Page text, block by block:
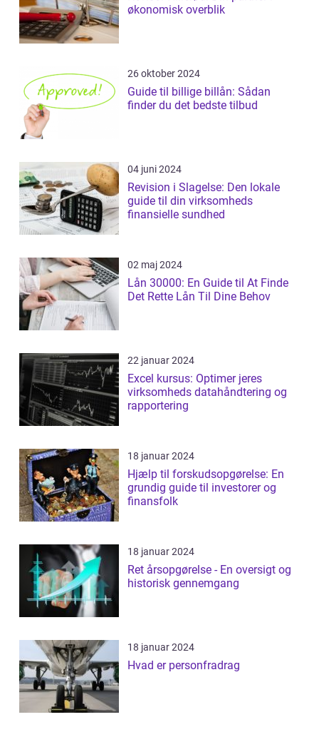
økonomisk overblik
26 oktober 2024
Guide til billige billån: Sådan
finder du det bedste tilbud
04 juni 2024
Revision i Slagelse: Den lokale
guide til din virksomheds
finansielle sundhed
02 maj 2024
Lån 30000: En Guide til At Finde
Det Rette Lån Til Dine Behov
22 januar 2024
Excel kursus: Optimer jeres
virksomheds datahåndtering og
rapportering
18 januar 2024
Hjælp til forskudsopgørelse: En
grundig guide til investorer og
finansfolk
18 januar 2024
Ret årsopgørelse - En oversigt og
historisk gennemgang
18 januar 2024
Hvad er personfradrag